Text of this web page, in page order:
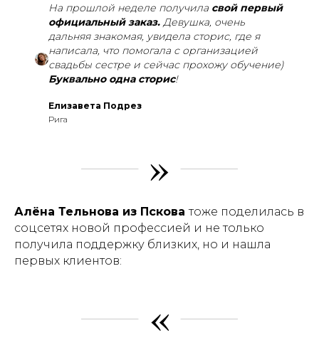
На прошлой неделе получила свой первый
официальный заказ. Девушка, очень
дальняя знакомая, увидела сторис, где я
написала, что помогала с организацией
свадьбы сестре и сейчас прохожу обучение)
Буквально одна сторис!
Елизавета Подрез
Рига
»
Алёна Тельнова из Псковатоже поделилась в
соцсетях новой профессией и не только
получила поддержку близких, но и нашла
первых клиентов:
«